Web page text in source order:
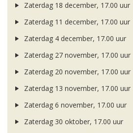
Zaterdag 18 december, 17.00 uur
Zaterdag 11 december, 17.00 uur
Zaterdag 4 december, 17.00 uur
Zaterdag 27 november, 17.00 uur
Zaterdag 20 november, 17.00 uur
Zaterdag 13 november, 17.00 uur
Zaterdag 6 november, 17.00 uur
Zaterdag 30 oktober, 17.00 uur